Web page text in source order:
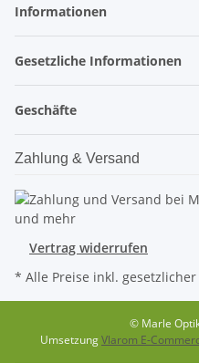
Informationen
Gesetzliche Informationen
Geschäfte
Zahlung & Versand
Vertrag widerrufen
* Alle Preise inkl. gesetzlicher
© Marle
UmsetzungVlarom E-